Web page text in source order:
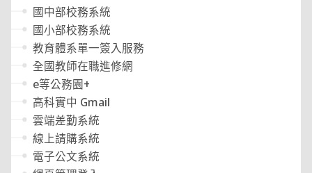
國中部校務系統
國小部校務系統
教育體系單一簽入服務
全國教師在職進修網
e等公務園+
高科實中 Gmail
雲端差勤系統
線上請購系統
電子公文系統